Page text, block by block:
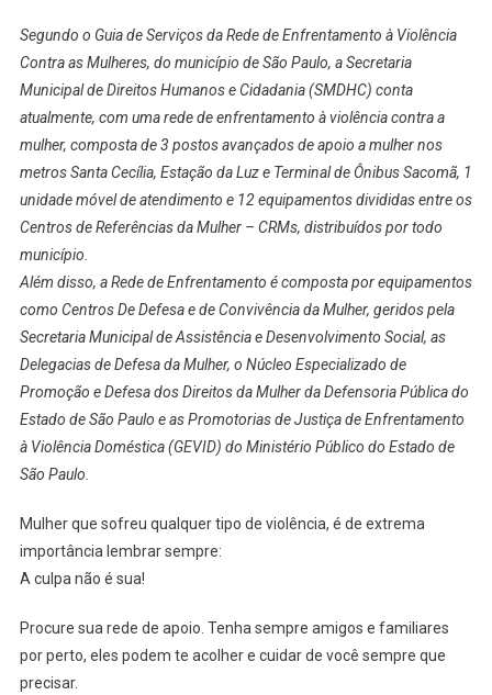
Segundo o Guia de Serviços da Rede de Enfrentamento à Violência
Contra as Mulheres, do município de São Paulo, a Secretaria
Municipal de Direitos Humanos e Cidadania (SMDHC) conta
atualmente, com uma rede de enfrentamento à violência contra a
mulher, composta de 3 postos avançados de apoio a mulher nos
metros Santa Cecília, Estação da Luz e Terminal de Ônibus Sacomã, 1
unidade móvel de atendimento e 12 equipamentos divididas entre os
Centros de Referências da Mulher – CRMs, distribuídos por todo
município.
Além disso, a Rede de Enfrentamento é composta por equipamentos
como Centros De Defesa e de Convivência da Mulher, geridos pela
Secretaria Municipal de Assistência e Desenvolvimento Social, as
Delegacias de Defesa da Mulher, o Núcleo Especializado de
Promoção e Defesa dos Direitos da Mulher da Defensoria Pública do
Estado de São Paulo e as Promotorias de Justiça de Enfrentamento
à Violência Doméstica (GEVID) do Ministério Público do Estado de
São Paulo.
Mulher que sofreu qualquer tipo de violência, é de extrema
importância lembrar sempre:
A culpa não é sua!
Procure sua rede de apoio. Tenha sempre amigos e familiares
por perto, eles podem te acolher e cuidar de você sempre que
precisar.